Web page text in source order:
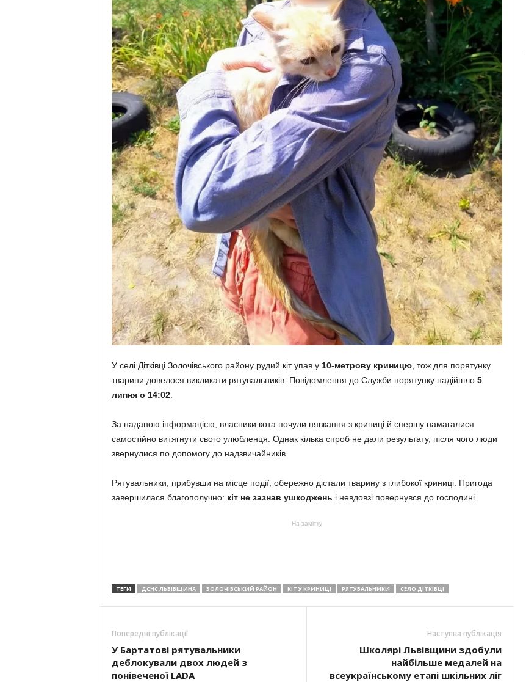
У селі Дітківці Золочівського району рудий кіт упав у 10-метрову криницю, тож для порятунку
тварини довелося викликати рятувальників. Повідомлення до Служби порятунку надійшло 5
липня о 14:02.
За наданою інформацією, власники кота почули нявкання з криниці й спершу намагалися
самостійно витягнути свого улюбленця. Однак кілька спроб не дали результату, після чого люди
звернулися по допомогу до надзвичайників.
Рятувальники, прибувши на місце події, обережно дістали тварину з глибокої криниці. Пригода
завершилася благополучно: кіт не зазнав ушкоджень і невдовзі повернувся до господині.
На замітку
ТЕГИ ДСНС ЛЬВІВЩИНА ЗОЛОЧІВСЬКИЙ РАЙОН КІТ У КРИНИЦІ РЯТУВАЛЬНИКИ СЕЛО ДІТКІВЦІ
Попередні публікації
У Бартатові рятувальники
деблокували двох людей з
понівеченої LADA
Наступна публікація
Школярі Львівщини здобули
найбільше медалей на
всеукраїнському етапі шкільних ліг